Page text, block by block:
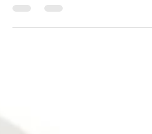
relaciones cercanas a lo